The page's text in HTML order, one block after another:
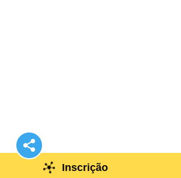
Inscrição